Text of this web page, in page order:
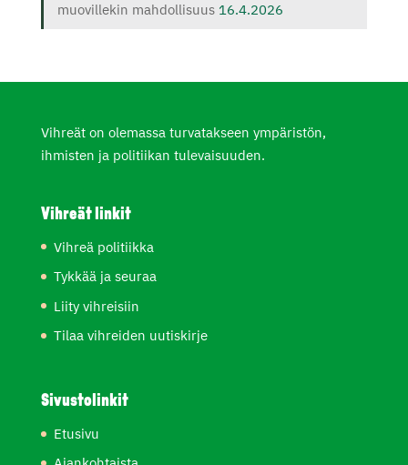
muovillekin mahdollisuus 16.4.2026
Vihreät on olemassa turvatakseen ympäristön,
ihmisten ja politiikan tulevaisuuden.
Vihreät linkit
Vihreä politiikka
Tykkää ja seuraa
Liity vihreisiin
Tilaa vihreiden uutiskirje
Sivustolinkit
Etusivu